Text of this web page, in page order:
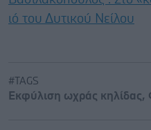
ιό του Δυτικού Νείλου
#TAGS
Εκφύλιση ωχράς κηλίδας,